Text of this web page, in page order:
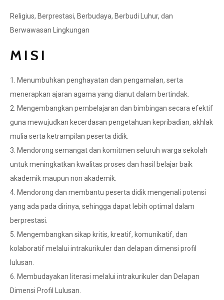
Religius, Berprestasi, Berbudaya, Berbudi Luhur, dan
Berwawasan Lingkungan
MISI
1. Menumbuhkan penghayatan dan pengamalan, serta
menerapkan ajaran agama yang dianut dalam bertindak.
2. Mengembangkan pembelajaran dan bimbingan secara efektif
guna mewujudkan kecerdasan pengetahuan kepribadian, akhlak
mulia serta ketrampilan peserta didik.
3. Mendorong semangat dan komitmen seluruh warga sekolah
untuk meningkatkan kwalitas proses dan hasil belajar baik
akademik maupun non akademik.
4. Mendorong dan membantu peserta didik mengenali potensi
yang ada pada dirinya, sehingga dapat lebih optimal dalam
berprestasi.
5. Mengembangkan sikap kritis, kreatif, komunikatif, dan
kolaboratif melalui intrakurikuler dan delapan dimensi profil
lulusan.
6. Membudayakan literasi melalui intrakurikuler dan Delapan
Dimensi Profil Lulusan.